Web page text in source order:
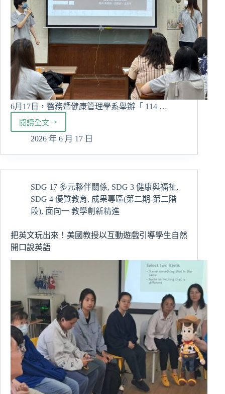
6月17日，醫務暨健康管理學系舉辦「 114 …
閱讀全文
醫
管
題
畫
書
發
會
展
現
懷
社
會
與
健
康
照
護
議
題
的
行
2026 年 6 月 17 日
SDG 17 多元夥伴關係, SDG 3 健康與福祉,
SDG 4 優質教育, 成果專區(第二期-第二階
段), 面向一 教學創新精進
把英文玩出來！美國教授以互動遊戲引導學生自然
開口說英語